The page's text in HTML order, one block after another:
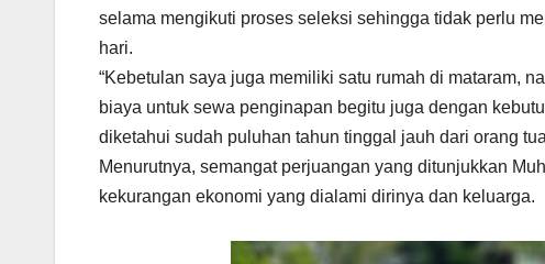
selama mengikuti proses seleksi sehingga tidak perlu
hari.
“Kebetulan saya juga memiliki satu rumah di mataram,
biaya untuk sewa penginapan begitu juga dengan
diketahui sudah puluhan tahun tinggal jauh dari orang
Menurutnya, semangat perjuangan yang ditunjukkan
kekurangan ekonomi yang dialami dirinya dan keluarga.